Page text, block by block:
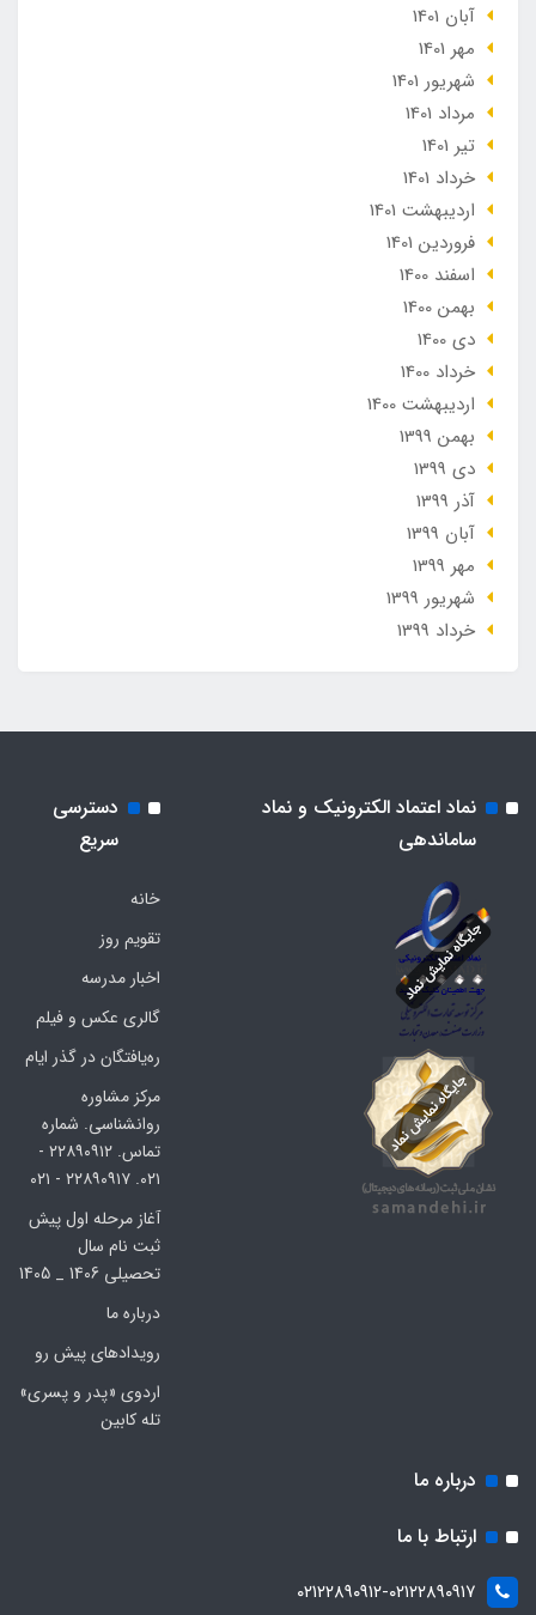
آبان 1401
مهر 1401
شهریور 1401
مرداد 1401
تير 1401
خرداد 1401
ارديبهشت 1401
فروردین 1401
اسفند 1400
بهمن 1400
دی 1400
خرداد 1400
ارديبهشت 1400
بهمن 1399
دی 1399
آذر 1399
آبان 1399
مهر 1399
شهریور 1399
خرداد 1399
نماد اعتماد الکترونیک و نماد
ساماندهی
دسترسی
سریع
خانه
تقویم روز
اخبار مدرسه
گالری عکس و فیلم
ره‌یافتگان در گذر ایام
مرکز مشاوره
روانشناسی. شماره
تماس. ۲۲۸۹۰۹۱۲ -
۰۲۱. ۲۲۸۹۰۹۱۷ - ۰۲۱
آغاز مرحله اول پیش
ثبت نام سال
تحصیلی 1406 _ 1405
درباره ما
رویدادهای پیش رو
اردوی «پدر و پسری»
تله کابین
درباره ما
ارتباط با ما
۰۲۱۲۲۸۹۰۹۱۲-۰۲۱۲۲۸۹۰۹۱۷